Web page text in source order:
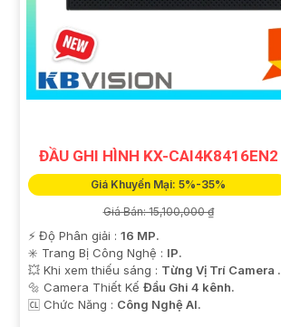
ĐẦU GHI HÌNH KX-CAI4K8416EN2
Giá Khuyến Mại: 5%-35%
Giá Bán: 15,100,000 ₫
️⚡ Độ Phân giải : 16 MP.
✳️ Trang Bị Công Nghệ : IP.
💥 Khi xem thiếu sáng : Từng Vị Trí Camera .
🔩 Camera Thiết Kế Đầu Ghi 4 kênh.
️🆑 Chức Năng : Công Nghệ AI.